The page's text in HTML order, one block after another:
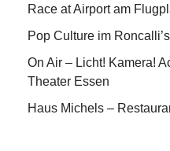
Race at Airport am
Pop Culture im
On Air – Licht! Kamera!
Theater Essen
Haus Michels –